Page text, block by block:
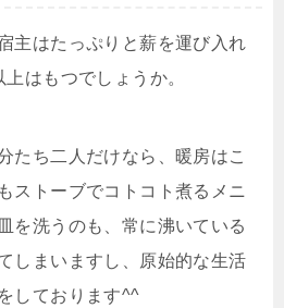
主はたっぷりと薪を運び入れ
はもつでしょうか。
たち二人だけなら、暖房はこ
ストーブでコトコト煮るメニ
を洗うのも、常に沸いている
しまいますし、原始的な生活
しております^^